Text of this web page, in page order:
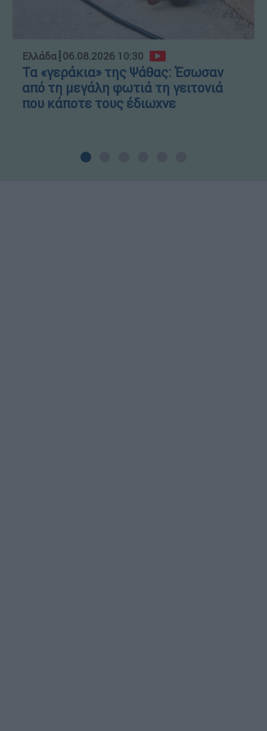
Ελλάδα┋06.08.2026 10:30
Τα «γεράκια» της Ψάθας: Έσωσαν
από τη μεγάλη φωτιά τη γειτονιά
που κάποτε τους έδιωχνε